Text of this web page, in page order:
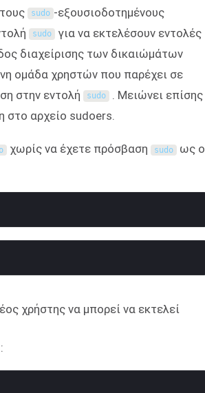
τους sudo -εξουσιοδοτημένους
sudo για να εκτελέσουν εντολές
διαχείρισης των δικαιώμάτων
ομάδα χρηστών που παρέχει σε
στην εντολή sudo . Μειώνει επίσης
στο αρχείο sudoers.
χωρίς να έχετε πρόσβαση sudo ως ο
χρήστης να μπορεί να εκτελεί